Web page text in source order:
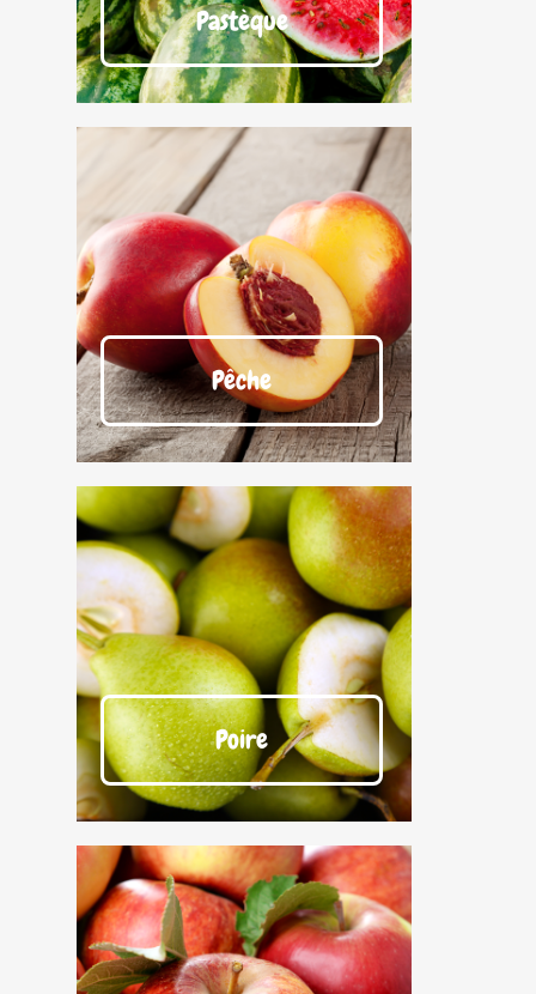
Pastèque
Pêche
Poire